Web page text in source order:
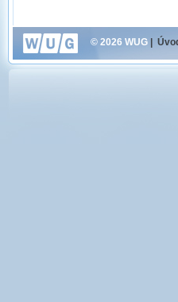
© 2026 WUG